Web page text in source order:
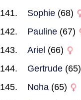
Sophie (68)
Pauline (67)
Ariel (66)
Gertrude (65)
Noha (65)